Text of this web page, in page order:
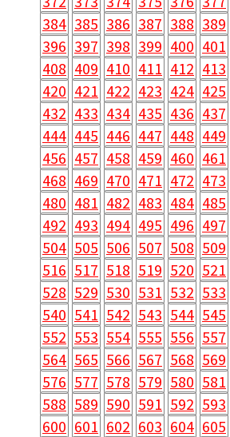
384 385 386 387 388 389
396 397 398 399 400 401
408 409 410 411 412 413
420 421 422 423 424 425
432 433 434 435 436 437
444 445 446 447 448 449
456 457 458 459 460 461
468 469 470 471 472 473
480 481 482 483 484 485
492 493 494 495 496 497
504 505 506 507 508 509
516 517 518 519 520 521
528 529 530 531 532 533
540 541 542 543 544 545
552 553 554 555 556 557
564 565 566 567 568 569
576 577 578 579 580 581
588 589 590 591 592 593
600 601 602 603 604 605